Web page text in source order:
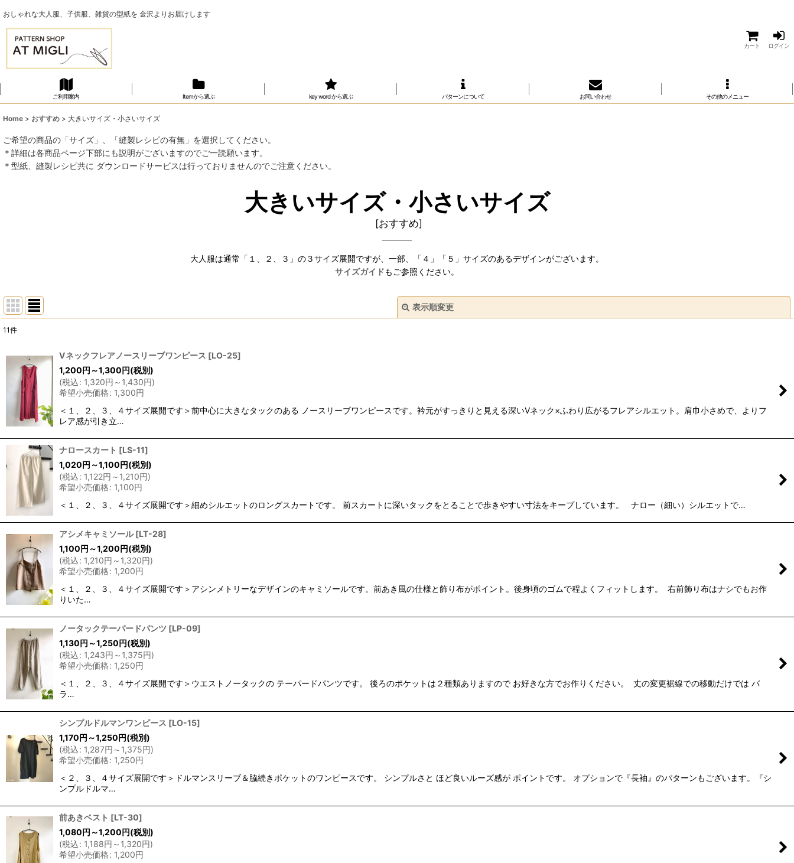
おしゃれな大人服、子供服、雑貨の型紙を 金沢よりお届けします
カート ログイン
ご利用案内 Itemから選ぶ key word から選ぶ パターンについて お問い合わせ その他のメニュー
Home > おすすめ > 大きいサイズ・小さいサイズ
ご希望の商品の「サイズ」、「縫製レシピの有無」を選択してください。
＊詳細は各商品ページ下部にも説明がございますのでご一読願います。
＊型紙、縫製レシピ共に ダウンロードサービスは行っておりませんのでご注意ください。
大きいサイズ・小さいサイズ
[おすすめ]
大人服は通常「１、２、３」の３サイズ展開ですが、一部、「４」「５」サイズのあるデザインがございます。
サイズガイドもご参照ください。
表示順変更
並び順
絞り込む
11件
Vネックフレアノースリーブワンピース [LO-25]
1,200円 ～1,300円(税別)
(税込: 1,320円 ～1,430円)
希望小売価格: 1,300円
＜１、２、３、４サイズ展開です＞前中心に大きなタックのある ノースリーブワンピースです。衿元がすっきりと見える深いVネック×ふわり広がるフレアシルエット。肩巾小さめで、よりフ
レア感が引き立…
ナロースカート [LS-11]
1,020円 ～1,100円(税別)
(税込: 1,122円 ～1,210円)
希望小売価格: 1,100円
＜１、２、３、４サイズ展開です＞細めシルエットのロングスカートです。 前スカートに深いタックをとることで歩きやすい寸法をキープしています。 ナロー（細い）シルエットで…
アシメキャミソール [LT-28]
1,100円 ～1,200円(税別)
(税込: 1,210円 ～1,320円)
希望小売価格: 1,200円
＜１、２、３、４サイズ展開です＞アシンメトリーなデザインのキャミソールです。前あき風の仕様と飾り布がポイント。後身頃のゴムで程よくフィットします。 右前飾り布はナシでもお作
りいた…
ノータックテーパードパンツ [LP-09]
1,130円 ～1,250円(税別)
(税込: 1,243円 ～1,375円)
希望小売価格: 1,250円
＜１、２、３、４サイズ展開です＞ウエストノータックの テーパードパンツです。 後ろのポケットは２種類ありますので お好きな方でお作りください。 丈の変更裾線での移動だけでは バ
ラ…
シンプルドルマンワンピース [LO-15]
1,170円 ～1,250円(税別)
(税込: 1,287円 ～1,375円)
希望小売価格: 1,250円
＜２、３、４サイズ展開です＞ドルマンスリーブ＆脇続きポケットのワンピースです。 シンプルさと ほど良いルーズ感が ポイントです。 オプションで『長袖』のパターンもございます。『シ
ンプルドルマ…
前あきベスト [LT-30]
1,080円 ～1,200円(税別)
(税込: 1,188円 ～1,320円)
希望小売価格: 1,200円